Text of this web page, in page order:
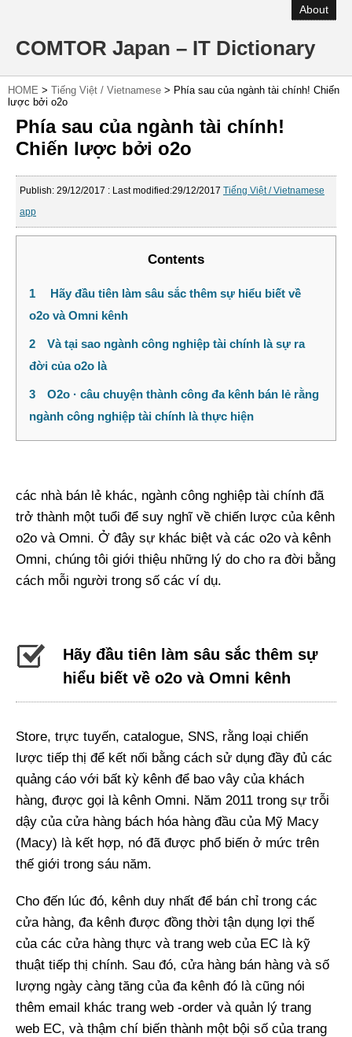
About
COMTOR Japan – IT Dictionary
HOME > Tiếng Việt / Vietnamese > Phía sau của ngành tài chính! Chiến
lược bởi o2o
Phía sau của ngành tài chính!
Chiến lược bởi o2o
Publish: 29/12/2017 : Last modified:29/12/2017 Tiếng Việt / Vietnamese
app
Contents
1
Hãy đầu tiên làm sâu sắc thêm sự hiểu biết về
o2o và Omni kênh
2
Và tại sao ngành công nghiệp tài chính là sự ra
đời của o2o là
3
O2o · câu chuyện thành công đa kênh bán lẻ rằng
ngành công nghiệp tài chính là thực hiện
các nhà bán lẻ khác, ngành công nghiệp tài chính đã
trở thành một tuổi để suy nghĩ về chiến lược của kênh
o2o và Omni. Ở đây sự khác biệt và các o2o và kênh
Omni, chúng tôi giới thiệu những lý do cho ra đời bằng
cách mỗi người trong số các ví dụ.
Hãy đầu tiên làm sâu sắc thêm sự
hiểu biết về o2o và Omni kênh
Store, trực tuyến, catalogue, SNS, rằng loại chiến
lược tiếp thị để kết nối bằng cách sử dụng đầy đủ các
quảng cáo với bất kỳ kênh để bao vây của khách
hàng, được gọi là kênh Omni. Năm 2011 trong sự trỗi
dậy của cửa hàng bách hóa hàng đầu của Mỹ Macy
(Macy) là kết hợp, nó đã được phổ biến ở mức trên
thế giới trong sáu năm.
Cho đến lúc đó, kênh duy nhất để bán chỉ trong các
cửa hàng, đa kênh được đồng thời tận dụng lợi thế
của các cửa hàng thực và trang web của EC là kỹ
thuật tiếp thị chính. Sau đó, cửa hàng bán hàng và số
lượng ngày càng tăng của đa kênh đó là cũng nói
thêm email khác trang web -order và quản lý trang
web EC, và thậm chí biến thành một bội số của trang